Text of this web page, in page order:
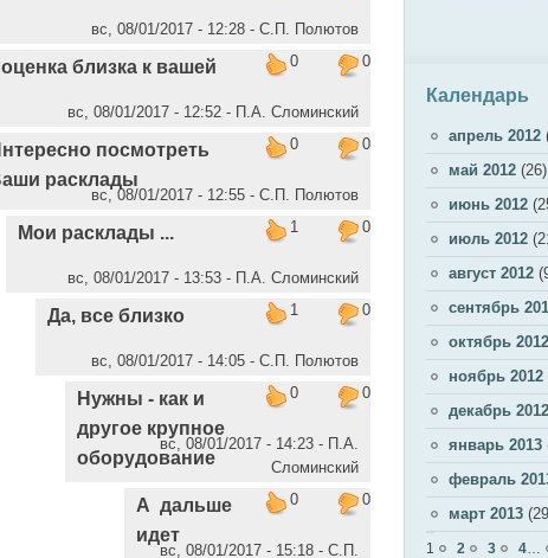
вс, 08/01/2017 - 12:28 - C.П. Полютов
0
0
близка к вашей
вс, 08/01/2017 - 12:52 - П.А. Сломинский
0
0
посмотреть
расклады
вс, 08/01/2017 - 12:55 - C.П. Полютов
1
0
Мои расклады ...
вс, 08/01/2017 - 13:53 - П.А. Сломинский
1
0
Да, все близко
вс, 08/01/2017 - 14:05 - C.П. Полютов
0
0
Нужны - как и
другое крупное
оборудование
вс, 08/01/2017 - 14:23 - П.А.
Сломинский
0
0
А дальше
идет
вс, 08/01/2017 - 15:18 - C.П.
Календарь
апрель 2012
май 2012 (26)
июнь 2012
июль 2012
август 2012
сентябрь
октябрь 2012
ноябрь 2012
декабрь 2012
январь 2013
февраль
март 2013
Страницы
1 2 3 4